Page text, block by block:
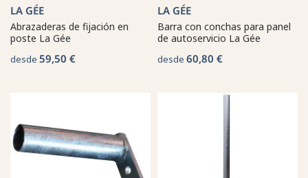
LA GÉE
Abrazaderas de fijación en
poste La Gée
desde 59,50 €
LA GÉE
Barra con conchas para panel
de autoservicio La Gée
desde 60,80 €